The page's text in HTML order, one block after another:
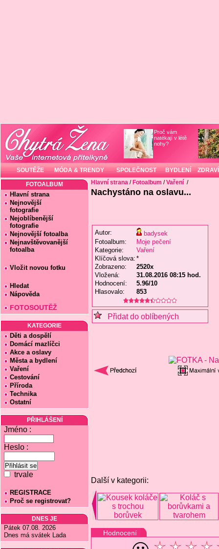
Proč vám
natékají v létě
nohy?
SOUTĚŽE MÓDA & TRENDY SPOLEČNOST BYDLENÍ ZDRAVÍ
FOTOALBUM
Hlavní strana
Nejnovější
fotografie
Nejoblíbenější
fotografie
Nejnovější fotoalba
Nejnavštěvovanější
fotoalba
Vložit novou fotku
Hledat
Nápověda
FOTOSOUTĚŽ
KATEGORIE
Děti a dospělí
Domácí mazlíčci
Akce a oslavy
Města a bydlení
Vaření
Cestování
Příroda
Technika
Ostatní
PŘIHLÁŠENÍ
Jméno :
Heslo :
trvale
REGISTRACE
Proč se registrovat?
DNES JE
Pátek 07.08. 2026
Dnes má svátek Lada
Hlavní strana / Fotoalbum /Vaření /
Nachystáno na oslavu...
Autor:
badysek
Fotoalbum:
Moje pečení
Kategorie:
Vaření
Klíčová slova: *
Zobrazeno:
2520x
Vložená:
31.08.2016 08:15 hod.
Hodnocení:
5.96/10
Hlasovalo:
853
Přidat do oblíbených
Další v kategorii:
Hodnocení